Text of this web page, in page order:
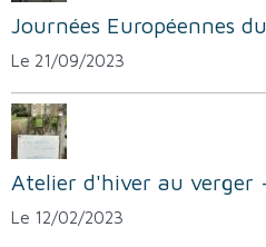
Journées Européennes
Le 21/09/2023
Atelier d'hiver au verger
Le 12/02/2023